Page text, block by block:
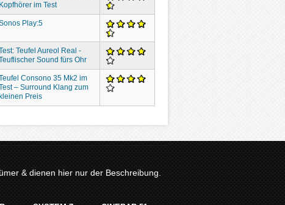
Kopfhörer im Test
Play:5
Teufel Aureol Real -
Sound fürs Ohr
Consono 35 Mk2 im
– Surround Klang zum
Preis
& dienen hier nur der Beschreibung.